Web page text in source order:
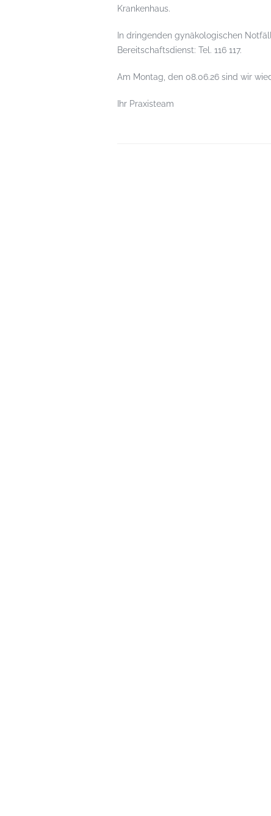
Krankenhaus.
In dringenden gynäkologischen
Bereitschaftsdienst: Tel. 116 117.
Am Montag, den 08.06.26 sind wir
Ihr Praxisteam